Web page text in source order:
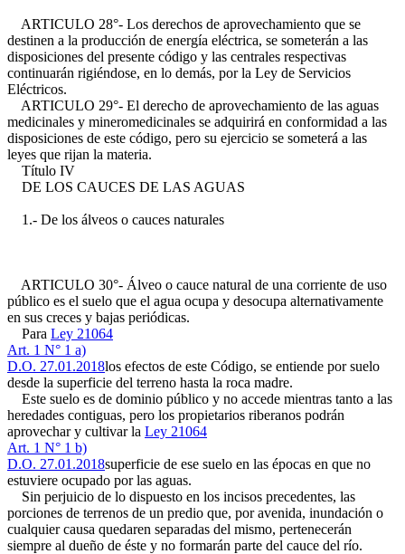
ARTICULO 28°- Los derechos de aprovechamiento que se
destinen a la producción de energía eléctrica, se someterán a las
disposiciones del presente código y las centrales respectivas
continuarán rigiéndose, en lo demás, por la Ley de Servicios
Eléctricos.
ARTICULO 29°- El derecho de aprovechamiento de las aguas
medicinales y mineromedicinales se adquirirá en conformidad a las
disposiciones de este código, pero su ejercicio se someterá a las
leyes que rijan la materia.
Título IV
DE LOS CAUCES DE LAS AGUAS
1.- De los álveos o cauces naturales
ARTICULO 30°- Álveo o cauce natural de una corriente de uso
público es el suelo que el agua ocupa y desocupa alternativamente
en sus creces y bajas periódicas.
Para Ley 21064
Art. 1 N° 1 a)
D.O. 27.01.2018los efectos de este Código, se entiende por suelo
desde la superficie del terreno hasta la roca madre.
Este suelo es de dominio público y no accede mientras tanto a las
heredades contiguas, pero los propietarios riberanos podrán
aprovechar y cultivar la Ley 21064
Art. 1 N° 1 b)
D.O. 27.01.2018superficie de ese suelo en las épocas en que no
estuviere ocupado por las aguas.
Sin perjuicio de lo dispuesto en los incisos precedentes, las
porciones de terrenos de un predio que, por avenida, inundación o
cualquier causa quedaren separadas del mismo, pertenecerán
siempre al dueño de éste y no formarán parte del cauce del río.